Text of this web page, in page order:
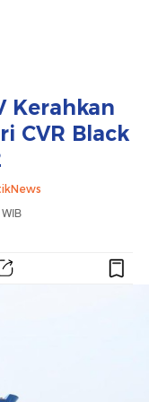
Kerahkan
CVR Black